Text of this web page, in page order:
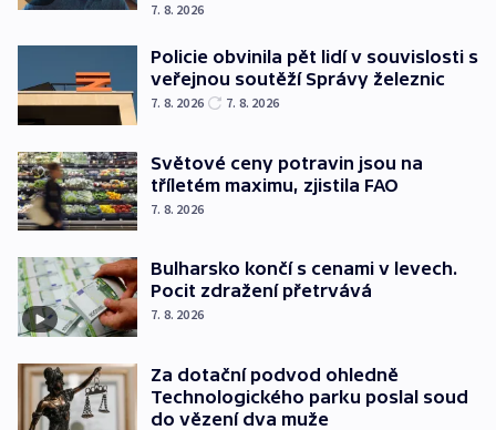
7. 8. 2026
Policie obvinila pět lidí v souvislosti s
veřejnou soutěží Správy železnic
7. 8. 2026 7. 8. 2026
Světové ceny potravin jsou na
tříletém maximu, zjistila FAO
7. 8. 2026
Bulharsko končí s cenami v levech.
Pocit zdražení přetrvává
7. 8. 2026
Za dotační podvod ohledně
Technologického parku poslal soud
do vězení dva muže